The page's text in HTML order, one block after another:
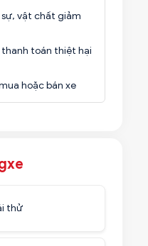
vật chất giảm
toán thiệt hại
hoặc bán xe
thử